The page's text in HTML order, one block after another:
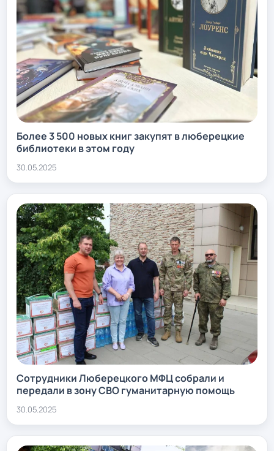
Более 3 500 новых книг закупят в люберецкие
библиотеки в этом году
30.05.2025
Сотрудники Люберецкого МФЦ собрали и
передали в зону СВО гуманитарную помощь
30.05.2025